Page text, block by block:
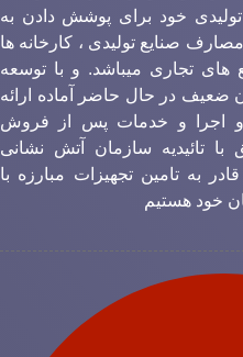
خود برای پوشش دادن به
صنایع تولیدی ، کارخانه ها
تجاری میباشد. و با توسعه
ضعیف در حال حاضر آماده ارائه
اجرا و خدمات پس از فروش
تائیدیه سازمان آتش نشانی
به تامین تجهیزات مبارزه با
خود هستیم